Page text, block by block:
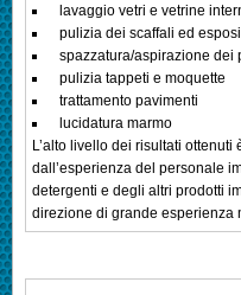
lavaggio vetri e vetrine
pulizia dei scaffali ed
spazzatura/aspirazione dei
pulizia tappeti e moquette
trattamento pavimenti
lucidatura marmo
L’alto livello dei risultati
dall’esperienza del personale
detergenti e degli altri prodotti
direzione di grande esperienza